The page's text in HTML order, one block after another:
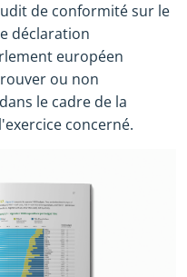
de conformité sur le
déclaration
européen
ou non
le cadre de la
concerné.